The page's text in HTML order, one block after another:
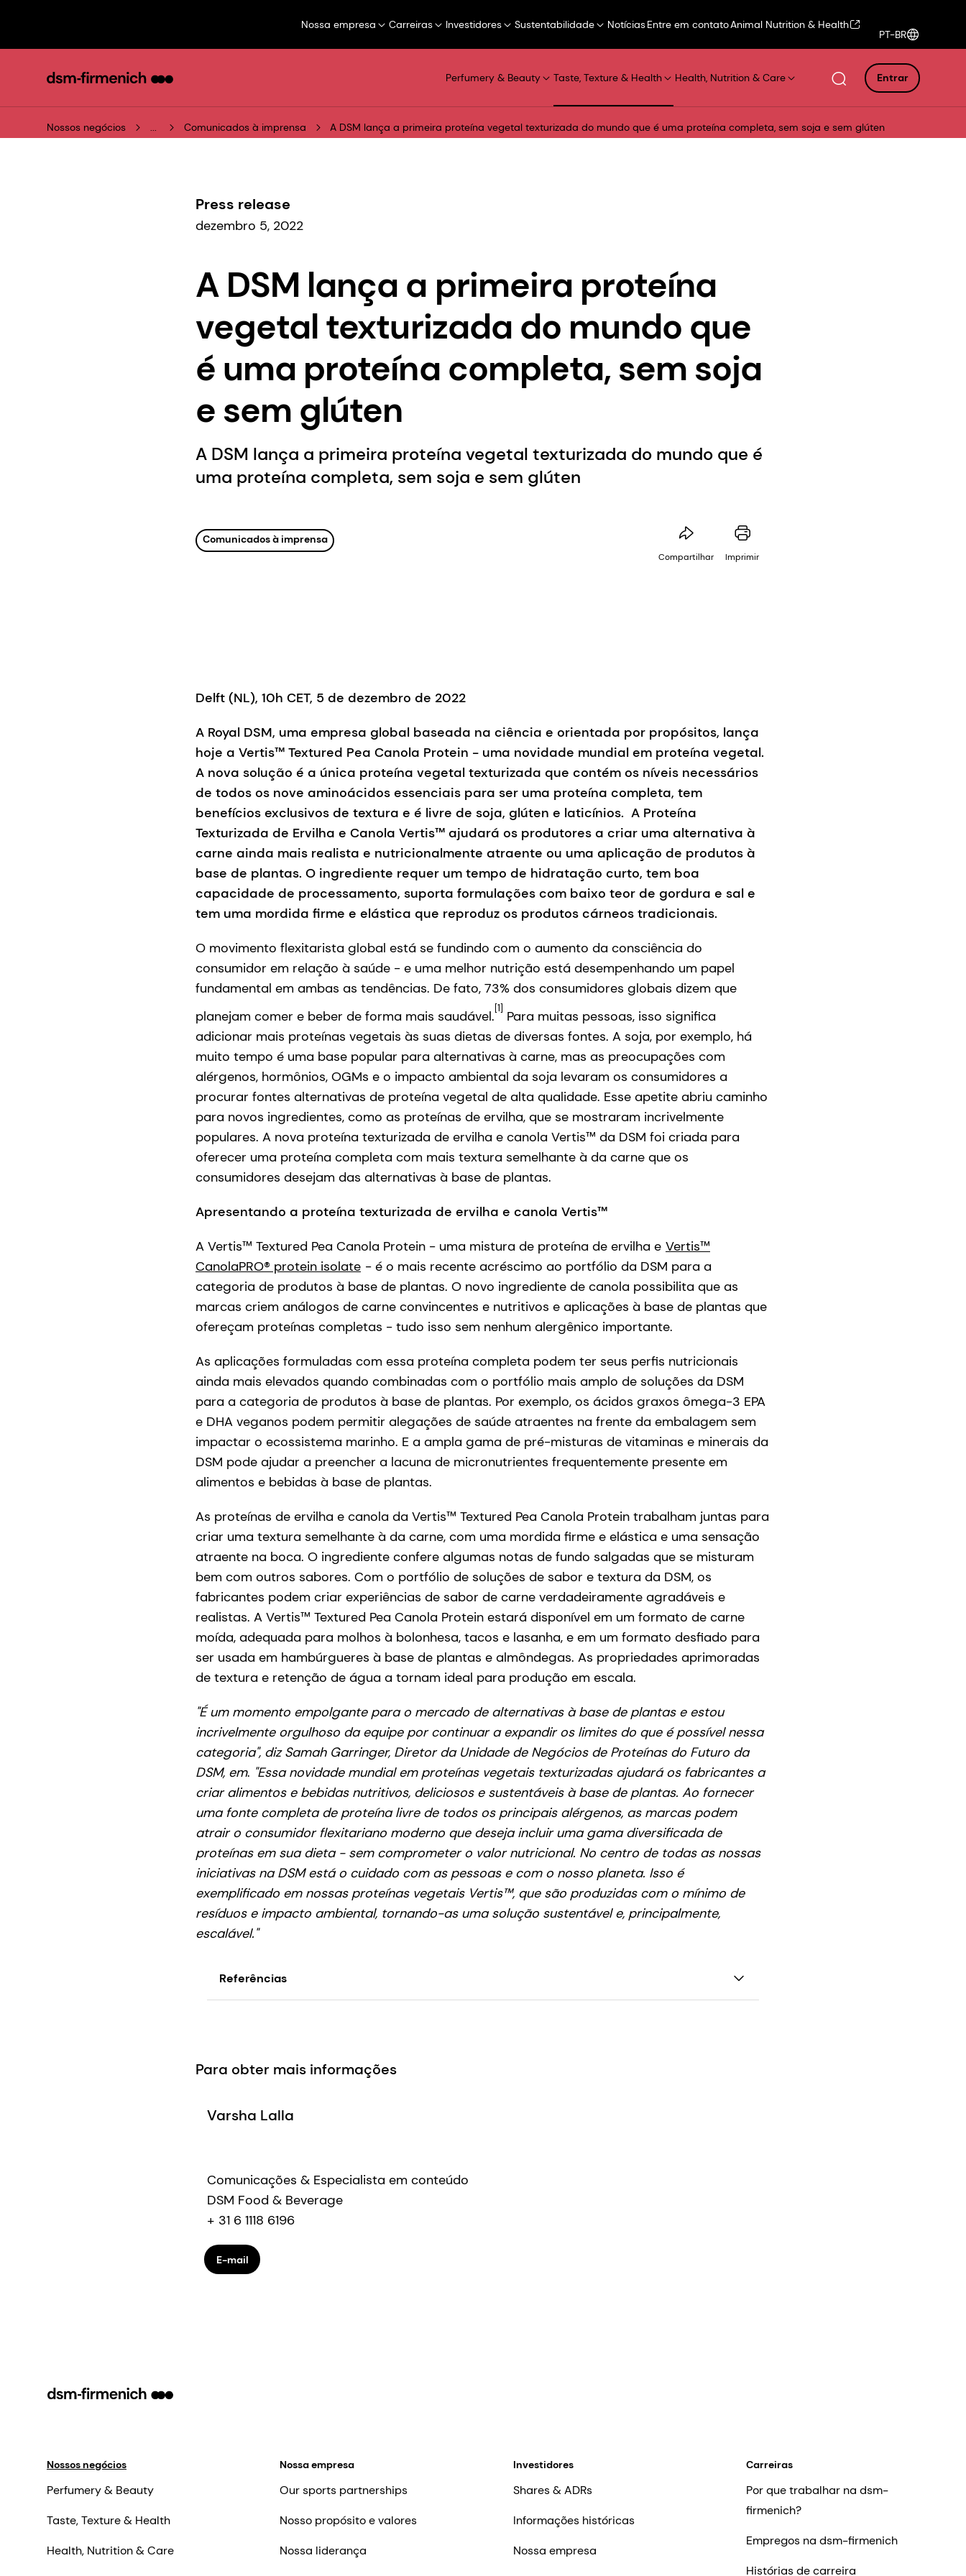
Nossa empresa Carreiras Investidores Sustentabilidade NotíciasEntre em contatoAnimal Nutrition & Health
PT-BR
Perfumery & Beauty Taste, Texture & Health Health, Nutrition & Care Entrar
Nossos negócios ... Comunicados à imprensa A DSM lança a primeira proteína vegetal texturizada do mundo que é uma proteína completa, sem soja e sem glúten
Press release
dezembro 5, 2022
A DSM lança a primeira proteína
vegetal texturizada do mundo que
é uma proteína completa, sem soja
e sem glúten
A DSM lança a primeira proteína vegetal texturizada do mundo que é
uma proteína completa, sem soja e sem glúten
Comunicados à imprensa
Compartilhar Imprimir
Delft (NL), 10h CET, 5 de dezembro de 2022
A Royal DSM, uma empresa global baseada na ciência e orientada por propósitos, lança
hoje a Vertis™ Textured Pea Canola Protein - uma novidade mundial em proteína vegetal.
A nova solução é a única proteína vegetal texturizada que contém os níveis necessários
de todos os nove aminoácidos essenciais para ser uma proteína completa, tem
benefícios exclusivos de textura e é livre de soja, glúten e laticínios. A Proteína
Texturizada de Ervilha e Canola Vertis™ ajudará os produtores a criar uma alternativa à
carne ainda mais realista e nutricionalmente atraente ou uma aplicação de produtos à
base de plantas. O ingrediente requer um tempo de hidratação curto, tem boa
capacidade de processamento, suporta formulações com baixo teor de gordura e sal e
tem uma mordida firme e elástica que reproduz os produtos cárneos tradicionais.
O movimento flexitarista global está se fundindo com o aumento da consciência do
consumidor em relação à saúde - e uma melhor nutrição está desempenhando um papel
fundamental em ambas as tendências. De fato, 73% dos consumidores globais dizem que
planejam comer e beber de forma mais saudável. [1]
Para muitas pessoas, isso significa
adicionar mais proteínas vegetais às suas dietas de diversas fontes. A soja, por exemplo, há
muito tempo é uma base popular para alternativas à carne, mas as preocupações com
alérgenos, hormônios, OGMs e o impacto ambiental da soja levaram os consumidores a
procurar fontes alternativas de proteína vegetal de alta qualidade. Esse apetite abriu caminho
para novos ingredientes, como as proteínas de ervilha, que se mostraram incrivelmente
populares. A nova proteína texturizada de ervilha e canola Vertis™ da DSM foi criada para
oferecer uma proteína completa com mais textura semelhante à da carne que os
consumidores desejam das alternativas à base de plantas.
Apresentando a proteína texturizada de ervilha e canola Vertis™
A Vertis™ Textured Pea Canola Protein - uma mistura de proteína de ervilha e Vertis™
CanolaPRO® protein isolate - é o mais recente acréscimo ao portfólio da DSM para a
categoria de produtos à base de plantas. O novo ingrediente de canola possibilita que as
marcas criem análogos de carne convincentes e nutritivos e aplicações à base de plantas que
ofereçam proteínas completas - tudo isso sem nenhum alergênico importante.
As aplicações formuladas com essa proteína completa podem ter seus perfis nutricionais
ainda mais elevados quando combinadas com o portfólio mais amplo de soluções da DSM
para a categoria de produtos à base de plantas. Por exemplo, os ácidos graxos ômega-3 EPA
e DHA veganos podem permitir alegações de saúde atraentes na frente da embalagem sem
impactar o ecossistema marinho. E a ampla gama de pré-misturas de vitaminas e minerais da
DSM pode ajudar a preencher a lacuna de micronutrientes frequentemente presente em
alimentos e bebidas à base de plantas.
As proteínas de ervilha e canola da Vertis™ Textured Pea Canola Protein trabalham juntas para
criar uma textura semelhante à da carne, com uma mordida firme e elástica e uma sensação
atraente na boca. O ingrediente confere algumas notas de fundo salgadas que se misturam
bem com outros sabores. Com o portfólio de soluções de sabor e textura da DSM, os
fabricantes podem criar experiências de sabor de carne verdadeiramente agradáveis e
realistas. A Vertis™ Textured Pea Canola Protein estará disponível em um formato de carne
moída, adequada para molhos à bolonhesa, tacos e lasanha, e em um formato desfiado para
ser usada em hambúrgueres à base de plantas e almôndegas. As propriedades aprimoradas
de textura e retenção de água a tornam ideal para produção em escala.
"É um momento empolgante para o mercado de alternativas à base de plantas e estou
incrivelmente orgulhoso da equipe por continuar a expandir os limites do que é possível nessa
categoria", diz Samah Garringer, Diretor da Unidade de Negócios de Proteínas do Futuro da
DSM, em. "Essa novidade mundial em proteínas vegetais texturizadas ajudará os fabricantes a
criar alimentos e bebidas nutritivos, deliciosos e sustentáveis à base de plantas. Ao fornecer
uma fonte completa de proteína livre de todos os principais alérgenos, as marcas podem
atrair o consumidor flexitariano moderno que deseja incluir uma gama diversificada de
proteínas em sua dieta - sem comprometer o valor nutricional. No centro de todas as nossas
iniciativas na DSM está o cuidado com as pessoas e com o nosso planeta. Isso é
exemplificado em nossas proteínas vegetais Vertis™, que são produzidas com o mínimo de
resíduos e impacto ambiental, tornando-as uma solução sustentável e, principalmente,
escalável."
Referências
Para obter mais informações
Varsha Lalla
Comunicações & Especialista em conteúdo
DSM Food & Beverage
+ 31 6 1118 6196
E-mail
Nossos negócios
Perfumery & Beauty
Taste, Texture & Health
Health, Nutrition & Care
Nossa empresa
Our sports partnerships
Nosso propósito e valores
Nossa liderança
Investidores
Shares & ADRs
Informações históricas
Nossa empresa
Carreiras
Por que trabalhar na dsm-
firmenich?
Empregos na dsm-firmenich
Histórias de carreira